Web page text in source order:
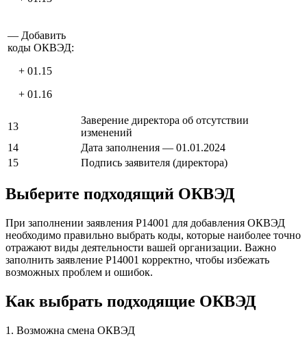
— Добавить
коды ОКВЭД:
+ 01.15
+ 01.16
13
Заверение директора об отсутствии
изменений
14
Дата заполнения — 01.01.2024
15
Подпись заявителя (директора)
Выберите подходящий ОКВЭД
При заполнении заявления Р14001 для добавления ОКВЭД
необходимо правильно выбрать коды, которые наиболее точно
отражают виды деятельности вашей организации. Важно
заполнить заявление Р14001 корректно, чтобы избежать
возможных проблем и ошибок.
Как выбрать подходящие ОКВЭД
1. Возможна смена ОКВЭД